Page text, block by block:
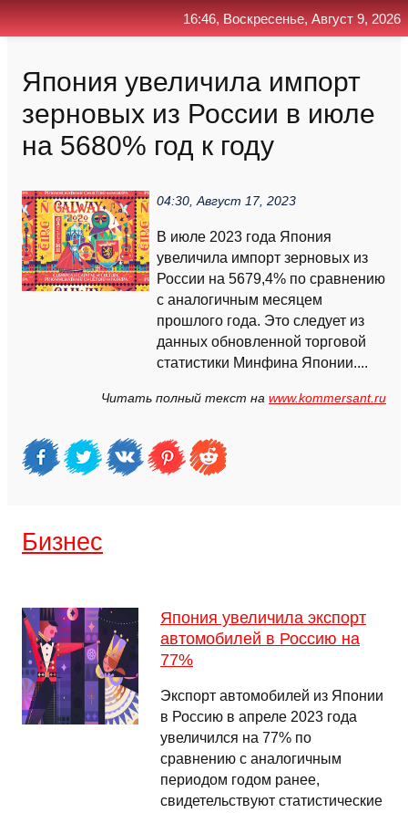
Япония увеличила импорт
зерновых из России в июле
на 5680% год к году
04:30, Август 17, 2023
В июле 2023 года Япония
увеличила импорт зерновых из
России на 5679,4% по сравнению
с аналогичным месяцем
прошлого года. Это следует из
данных обновленной торговой
статистики Минфина Японии....
Читать полный текст на www.kommersant.ru
Бизнес
Япония увеличила экспорт
автомобилей в Россию на
77%
Экспорт автомобилей из Японии
в Россию в апреле 2023 года
увеличился на 77% по
сравнению с аналогичным
периодом годом ранее,
свидетельствуют статистические
16:46, Воскресенье, Август 9, 2026